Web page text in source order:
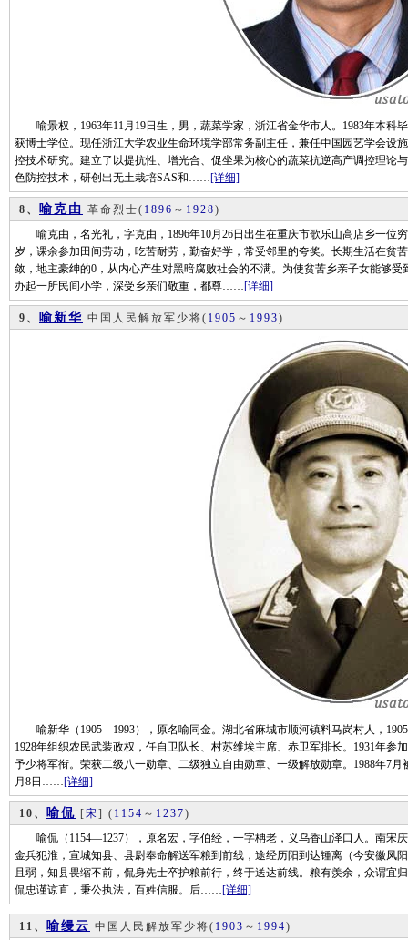
喻景权，1963年11月19日生，男，蔬菜学家，浙江省金华市人。1983年本科
获博士学位。现任浙江大学农业生命环境学部常务副主任，兼任中国园艺学会设
控技术研究。建立了以提抗性、增光合、促坐果为核心的蔬菜抗逆高产调控理论
色防控技术，研创出无土栽培SAS和……[详细]
8、 喻克由 革命烈士( 1896 ～ 1928)
喻克由，名光礼，字克由，1896年10月26日出生在重庆市歌乐山高店乡一位
岁，课余参加田间劳动，吃苦耐劳，勤奋好学，常受邻里的夸奖。长期生活在贫
敛，地主豪绅的0，从内心产生对黑暗腐败社会的不满。为使贫苦乡亲子女能够
办起一所民间小学，深受乡亲们敬重，都尊……[详细]
9、 喻新华 中国人民解放军少将( 1905 ～ 1993)
喻新华（1905—1993），原名喻同金。湖北省麻城市顺河镇料马岗村人，
1928年组织农民武装政权，任自卫队长、村苏维埃主席、赤卫军排长。1931年参
予少将军衔。荣获二级八一勋章、二级独立自由勋章、一级解放勋章。1988年7
月8日……[详细]
10、 喻侃 [宋 ] ( 1154 ～ 1237)
喻侃（1154—1237），原名宏，字伯经，一字柟老，义乌香山泽口人。南宋庆
金兵犯淮，宣城知县、县尉奉命解送军粮到前线，途经历阳到达锺离（今安徽凤
且弱，知县畏缩不前，侃身先士卒护粮前行，终于送达前线。粮有羡余，众谓宜
侃忠谨谅直，秉公执法，百姓信服。后……[详细]
11、 喻缦云 中国人民解放军少将( 1903 ～ 1994)